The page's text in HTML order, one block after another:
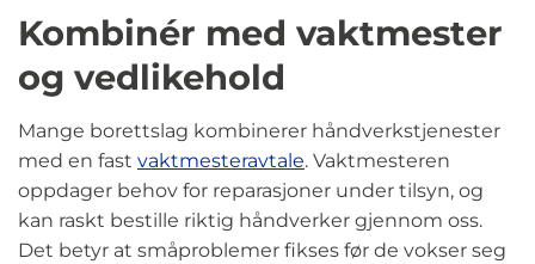
Kombinér med vaktmester
og vedlikehold
Mange borettslag kombinerer håndverkstjenester
med en fast vaktmesteravtale. Vaktmesteren
oppdager behov for reparasjoner under tilsyn, og
kan raskt bestille riktig håndverker gjennom oss.
Det betyr at småproblemer fikses før de vokser seg